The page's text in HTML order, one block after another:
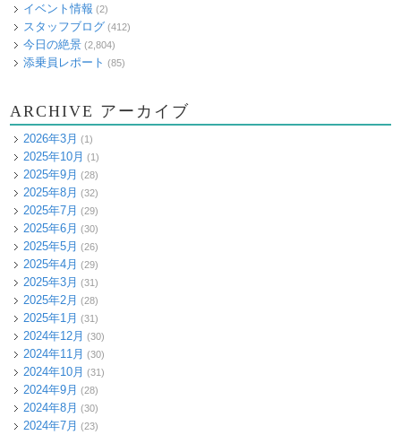
イベント情報 (2)
スタッフブログ (412)
今日の絶景 (2,804)
添乗員レポート (85)
ARCHIVE アーカイブ
2026年3月 (1)
2025年10月 (1)
2025年9月 (28)
2025年8月 (32)
2025年7月 (29)
2025年6月 (30)
2025年5月 (26)
2025年4月 (29)
2025年3月 (31)
2025年2月 (28)
2025年1月 (31)
2024年12月 (30)
2024年11月 (30)
2024年10月 (31)
2024年9月 (28)
2024年8月 (30)
2024年7月 (23)